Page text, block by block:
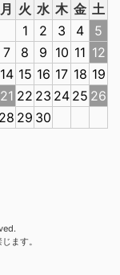
月 火 水 木 金 土
1
2 3 4
5
7 8 9 10 11 12
14 15 16 17 18 19
21 22 23 24 25 26
28 29 30
ます。